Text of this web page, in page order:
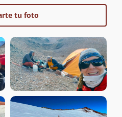
tu foto